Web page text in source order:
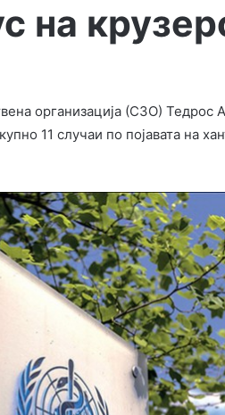
на
организација (СЗО) Тедрос
11 случаи по појавата на